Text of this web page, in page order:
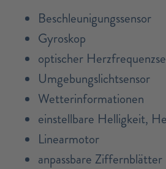
Beschleunigungssensor
Gyroskop
optischer
Umgebungslichtsensor
Wetterinformationen
einstellbare Helligkeit,
Linearmotor
anpassbare Ziffernblätter